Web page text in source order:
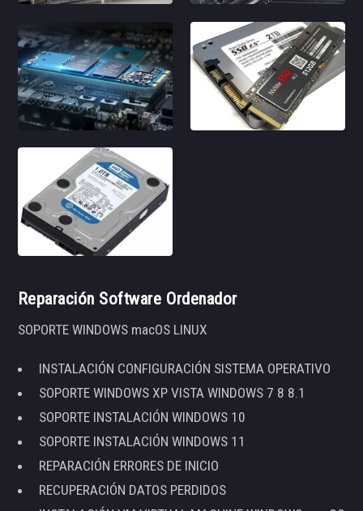
Reparación Software Ordenador
SOPORTE WINDOWS macOS LINUX
INSTALACIÓN CONFIGURACIÓN SISTEMA OPERATIVO
SOPORTE WINDOWS XP VISTA WINDOWS 7 8 8.1
SOPORTE INSTALACIÓN WINDOWS 10
SOPORTE INSTALACIÓN WINDOWS 11
REPARACIÓN ERRORES DE INICIO
RECUPERACIÓN DATOS PERDIDOS